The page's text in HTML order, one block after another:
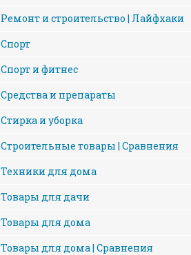
Ремонт и строительство | Лайфхаки
Спорт
Спорт и фитнес
Средства и препараты
Стирка и уборка
Строительные товары | Сравнения
Техники для дома
Товары для дачи
Товары для дома
Товары для дома | Сравнения